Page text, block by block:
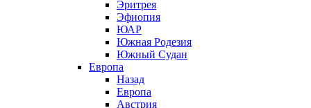
Эритрея
Эфиопия
ЮАР
Южная Родезия
Южный Судан
Европа
Назад
Европа
Австрия